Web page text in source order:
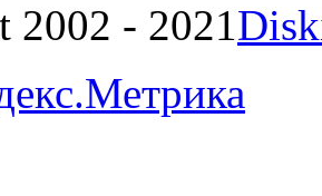
2002 - 2021